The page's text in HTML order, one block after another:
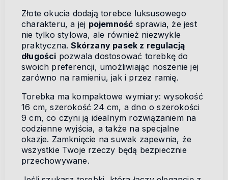
Złote okucia dodają torebce luksusowego
charakteru, a jej pojemność sprawia, że jest
nie tylko stylowa, ale również niezwykle
praktyczna.Skórzany pasek z regulacją
długości pozwala dostosować torebkę do
swoich preferencji, umożliwiając noszenie jej
zarówno na ramieniu, jak i przez ramię.
Torebka ma kompaktowe wymiary: wysokość
16 cm, szerokość 24 cm, a dno o szerokości
9 cm, co czyni ją idealnym rozwiązaniem na
codzienne wyjścia, a także na specjalne
okazje. Zamknięcie na suwak zapewnia, że
wszystkie Twoje rzeczy będą bezpiecznie
przechowywane.